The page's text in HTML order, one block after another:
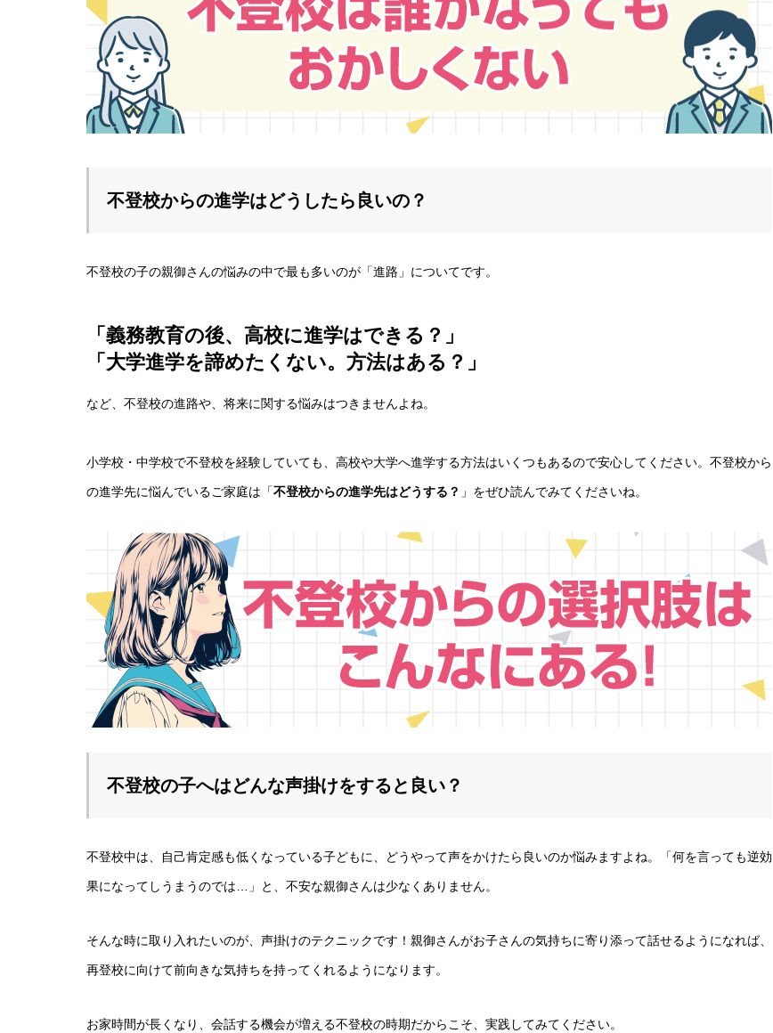
不登校からの進学はどうしたら良いの？
不登校の子の親御さんの悩みの中で最も多いのが「進路」についてです。
「義務教育の後、高校に進学はできる？」
「大学進学を諦めたくない。方法はある？」
など、不登校の進路や、将来に関する悩みはつきませんよね。
小学校・中学校で不登校を経験していても、高校や大学へ進学する方法はいくつもあるので安心してください。不登校から
の進学先に悩んでいるご家庭は「不登校からの進学先はどうする？ 」をぜひ読んでみてくださいね。
不登校の子へはどんな声掛けをすると良い？
不登校中は、自己肯定感も低くなっている子どもに、どうやって声をかけたら良いのか悩みますよね。「何を言っても逆効
果になってしうまうのでは…」と、不安な親御さんは少なくありません。
そんな時に取り入れたいのが、声掛けのテクニックです！親御さんがお子さんの気持ちに寄り添って話せるようになれば、
再登校に向けて前向きな気持ちを持ってくれるようになります。
お家時間が長くなり、会話する機会が増える不登校の時期だからこそ、実践してみてください。